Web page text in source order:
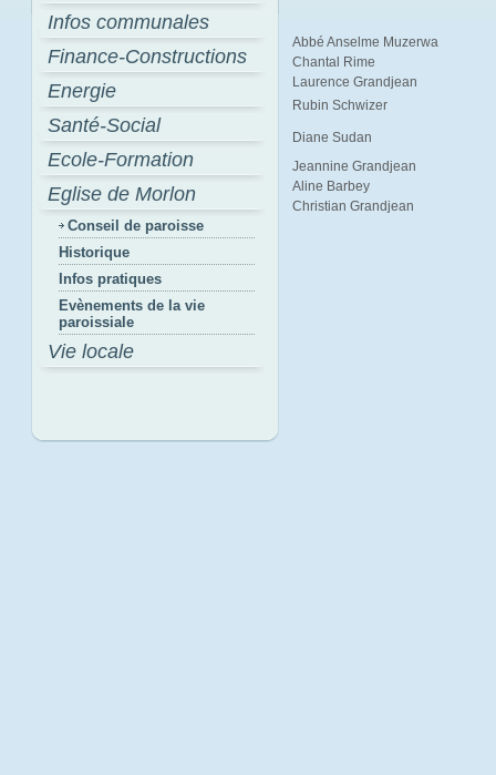
Infos communales
Finance-Constructions
Energie
Santé-Social
Ecole-Formation
Eglise de Morlon
Conseil de paroisse
Historique
Infos pratiques
Evènements de la vie
paroissiale
Vie locale
Abbé Anselme Muzerwa
Chantal Rime
Laurence Grandjean
Rubin Schwizer
Diane Sudan
Jeannine Grandjean
Aline Barbey
Christian Grandjean